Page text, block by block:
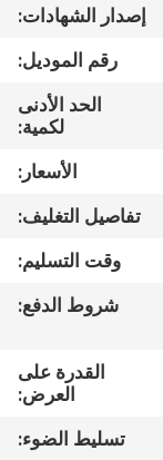
معلومات
في
المعمل
مراقبة
إصدار الشهادات:
رقم الموديل:
الحد الأدنى
لكمية:
الأسعار:
تفاصيل التغليف:
وقت التسليم:
شروط الدفع:
القدرة على
العرض:
تسليط الضوء: